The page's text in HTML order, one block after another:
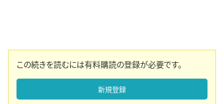
この続きを読むには有料購読の登録が必要です。
新規登録